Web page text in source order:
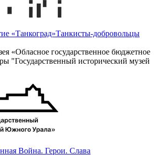
«Танкоград»Танкисты-добровольцы
«Обласное государственное бюджетное
"Государственный исторический музей
Война. Герои. Слава